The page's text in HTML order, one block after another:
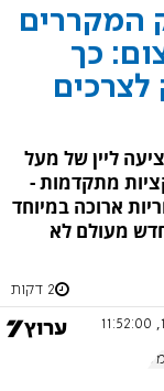
המקררים
כך
ליין של מעל
מתקדמות -
ארוכה במיוחד
מעולם לא
2 דקות